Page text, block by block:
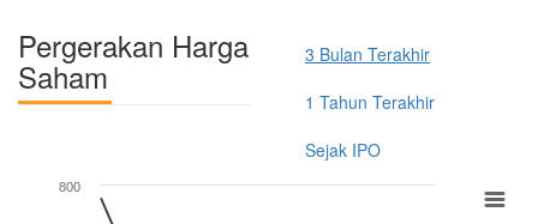
Pergerakan Harga
Saham
3 Bulan Terakhir
1 Tahun Terakhir
Sejak IPO
800